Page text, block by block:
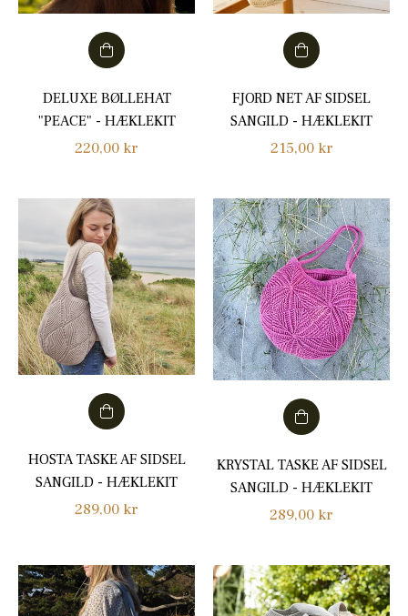
DELUXE BØLLEHAT
"PEACE" - HÆKLEKIT
Normalpris
220,00 kr
FJORD NET AF SIDSEL
SANGILD - HÆKLEKIT
Normalpris
215,00 kr
HOSTA TASKE AF SIDSEL
SANGILD - HÆKLEKIT
Normalpris
289,00 kr
KRYSTAL TASKE AF SIDSEL
SANGILD - HÆKLEKIT
Normalpris
289,00 kr